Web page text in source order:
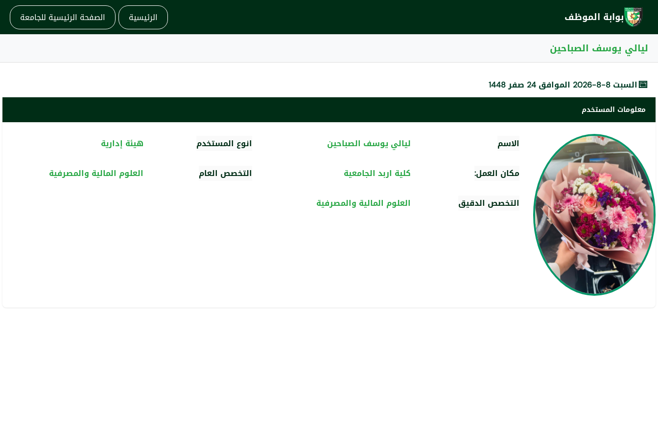
بوابة الموظف الرئيسية الصفحة الرئيسية للجامعة
ليالي يوسف الصباحين
📅السبت 8-8-2026 الموافق 24 صفر 1448
معلومات المستخدم
الاسم ليالي يوسف الصباحين انوع المستخدم
هيئة إدارية
مكان العمل:
كلية اربد الجامعية التخصص العام
العلوم المالية والمصرفية
التخصص الدقيق
العلوم المالية والمصرفية